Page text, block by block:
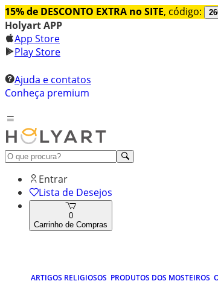
15% de DESCONTO EXTRA no SITE, código:
Holyart APP
App Store
Play Store
Ajuda e contatos
Conheça premium
Entrar
Lista de Desejos
0
Carrinho de Compras
ARTIGOS RELIGIOSOS PRODUTOS DOS MOSTEIROS